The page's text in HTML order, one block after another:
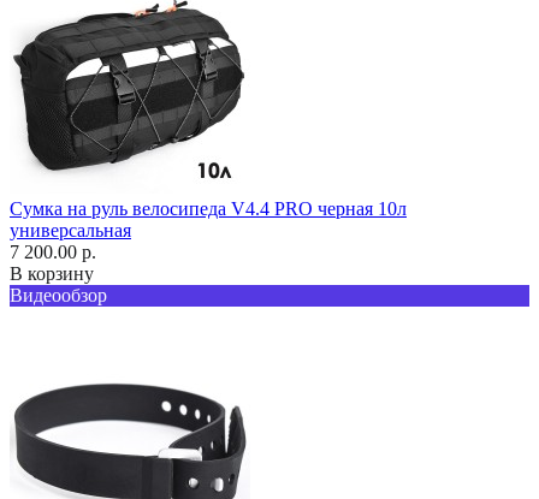
Сумка на руль велосипеда V4.4 PRO черная 10л
универсальная
7 200.00 р.
В корзину
Видеообзор